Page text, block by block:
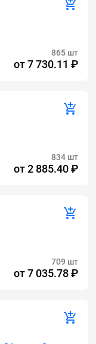
865 шт
от7 730.11 ₽
834 шт
от2 885.40 ₽
709 шт
от7 035.78 ₽